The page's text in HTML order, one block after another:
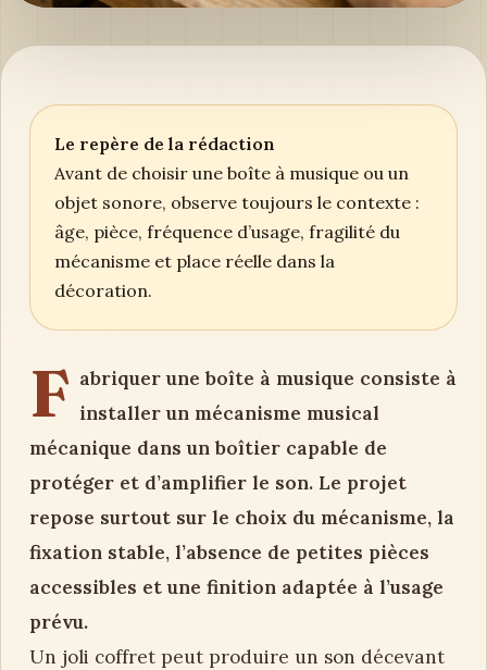
Le repère de la rédaction
Avant de choisir une boîte à musique ou un
objet sonore, observe toujours le contexte :
âge, pièce, fréquence d’usage, fragilité du
mécanisme et place réelle dans la
décoration.
F abriquer une boîte à musique consiste à
installer un mécanisme musical
mécanique dans un boîtier capable de
protéger et d’amplifier le son. Le projet
repose surtout sur le choix du mécanisme, la
fixation stable, l’absence de petites pièces
accessibles et une finition adaptée à l’usage
prévu.
Un joli coffret peut produire un son décevant